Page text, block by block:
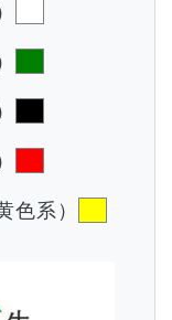
色系）